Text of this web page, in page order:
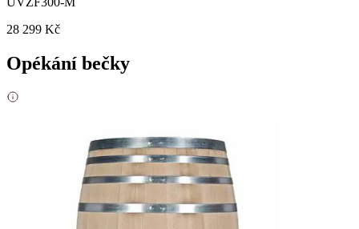
28 299 Kč
Opékání bečky